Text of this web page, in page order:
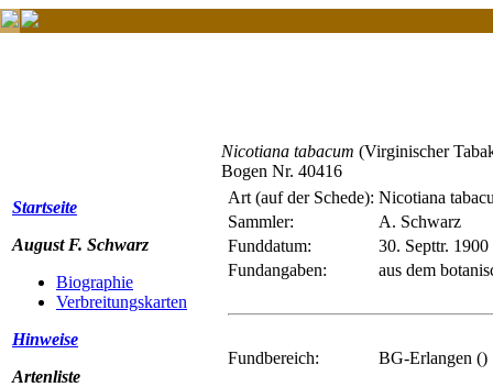
Startseite
August F. Schwarz
Biographie
Verbreitungskarten
Hinweise
Artenliste
Nicotiana tabacum (Virginischer
Bogen Nr. 40416
Art (auf der Schede): Nicotiana
Sammler:
A. Schwarz
Funddatum:
30. Septtr. 1900
Fundangaben:
aus dem
Fundbereich: BG-Erlangen ()